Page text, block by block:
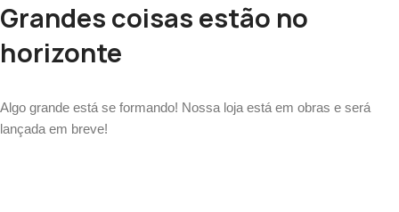
Grandes coisas estão no
horizonte
Algo grande está se formando! Nossa loja está em obras e será
lançada em breve!